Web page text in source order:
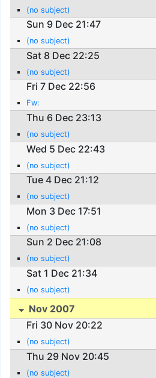
(no subject)
Sun 9 Dec 21:47
(no subject)
Sat 8 Dec 22:25
(no subject)
Fri 7 Dec 22:56
Fw:
Thu 6 Dec 23:13
(no subject)
Wed 5 Dec 22:43
(no subject)
Tue 4 Dec 21:12
(no subject)
Mon 3 Dec 17:51
(no subject)
Sun 2 Dec 21:08
(no subject)
Sat 1 Dec 21:34
(no subject)
Nov 2007
Fri 30 Nov 20:22
(no subject)
Thu 29 Nov 20:45
(no subject)